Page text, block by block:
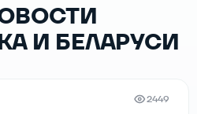
И БЕЛАРУСИ
2449